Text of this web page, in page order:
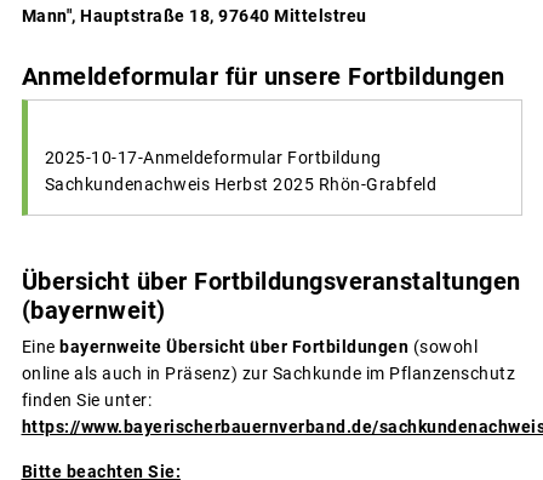
Mann", Hauptstraße 18, 97640 Mittelstreu
Anmeldeformular für unsere Fortbildungen
2025-10-17-Anmeldeformular Fortbildung
Sachkundenachweis Herbst 2025 Rhön-Grabfeld
Übersicht über Fortbildungsveranstaltungen
(bayernweit)
Eine bayernweite Übersicht über Fortbildungen (sowohl
online als auch in Präsenz) zur Sachkunde im Pflanzenschutz
finden Sie unter:
https://www.bayerischerbauernverband.de/
Bitte beachten Sie: